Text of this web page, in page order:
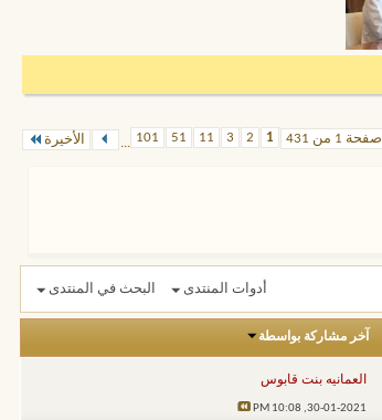
صفحة 1 من 431 1
2
3
11
51
101
... الأخيرة
أدوات المنتدى البحث في المنتدى
آخر مشاركة بواسطة
العمانيه بنت قابوس
30-01-2021,
10:08 PM